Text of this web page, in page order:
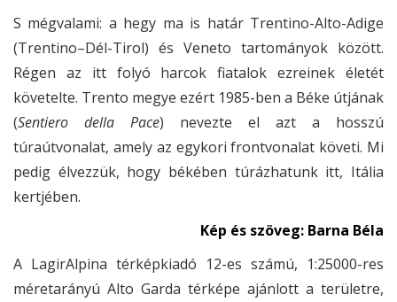
S mégvalami: a hegy ma is határ Trentino-Alto-Adige
(Trentino–Dél-Tirol) és Veneto tartományok között.
Régen az itt folyó harcok fiatalok ezreinek életét
követelte. Trento megye ezért 1985-ben a Béke útjának
(Sentiero della Pace) nevezte el azt a hosszú
túraútvonalat, amely az egykori frontvonalat követi. Mi
pedig élvezzük, hogy békében túrázhatunk itt, Itália
kertjében.
Kép és szöveg: Barna Béla
A LagirAlpina térképkiadó 12-es számú, 1:25000-res
méretarányú Alto Garda térképe ajánlott a területre,